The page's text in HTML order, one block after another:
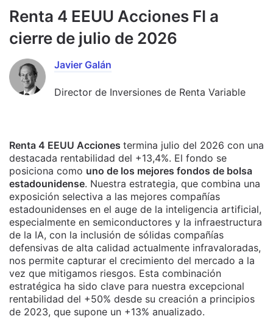
Renta 4 EEUU Acciones FI a
cierre de julio de 2026
Javier Galán
Director de Inversiones de Renta Variable
Renta 4 EEUU Acciones termina julio del 2026 con una
destacada rentabilidad del +13,4%. El fondo se
posiciona como uno de los mejores fondos de bolsa
estadounidense. Nuestra estrategia, que combina una
exposición selectiva a las mejores compañías
estadounidenses en el auge de la inteligencia artificial,
especialmente en semiconductores y la infraestructura
de la IA, con la inclusión de sólidas compañías
defensivas de alta calidad actualmente infravaloradas,
nos permite capturar el crecimiento del mercado a la
vez que mitigamos riesgos. Esta combinación
estratégica ha sido clave para nuestra excepcional
rentabilidad del +50% desde su creación a principios
de 2023, que supone un +13% anualizado.